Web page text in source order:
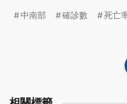
活。
中南部 確診數 死亡